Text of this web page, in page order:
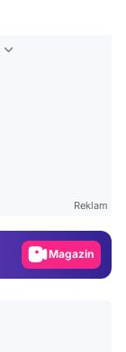
Reklam
Magazin